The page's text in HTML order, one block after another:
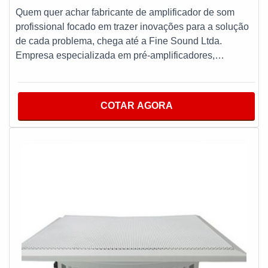
Quem quer achar fabricante de amplificador de som
profissional focado em trazer inovações para a solução
de cada problema, chega até a Fine Sound Ltda.
Empresa especializada em pré-amplificadores,
áudio e inspeção, restauração e revitalização de
monitorada em tempo real, disponibilizando tudo que há
simples mas que mostram o comprometimento da
empresa com clientes.Além disso, a Fine Sound oferece
um amplificador com ótima performance e imunidade de
radiofrequência. Tudo isso por contar com profissionais
COTAR AGORA